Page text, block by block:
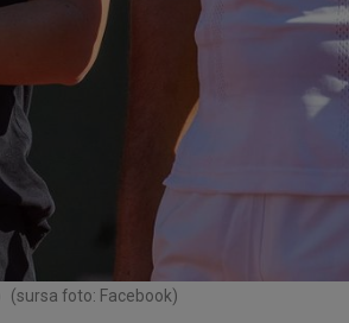
(sursa foto: Facebook)